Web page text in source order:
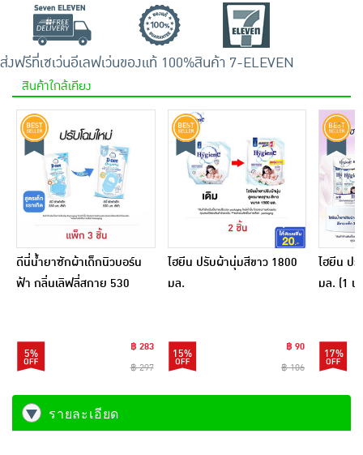
ส่งฟรีที่เซเว่นอีเลฟเว่นของแท้ 100%สินค้า 7-ELEVEN
สินค้าใกล้เคียง
ดีนี่น้ำยาซักผ้าเด็กนิวบอร์น
ฟ้า กลิ่นเลิฟลี่สกาย 530
5%
฿ 283
฿ 297
ไฮยีน ปรับผ้านุ่มสีขาว 1800
มล.
15%
฿ 90
฿ 106
ไฮยีน ป
มล. (1 แ
17%
รายละเอียด